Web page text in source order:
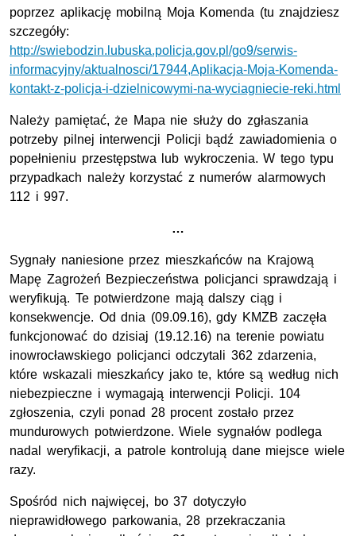
poprzez aplikację mobilną Moja Komenda (tu znajdziesz
szczegóły:
http://swiebodzin.lubuska.policja.gov.pl/go9/serwis-
informacyjny/aktualnosci/17944,Aplikacja-Moja-Komenda-
kontakt-z-policja-i-dzielnicowymi-na-wyciagniecie-reki.html
Należy pamiętać, że Mapa nie służy do zgłaszania
potrzeby pilnej interwencji Policji bądź zawiadomienia o
popełnieniu przestępstwa lub wykroczenia. W tego typu
przypadkach należy korzystać z numerów alarmowych
112 i 997.
…
Sygnały naniesione przez mieszkańców na Krajową
Mapę Zagrożeń Bezpieczeństwa policjanci sprawdzają i
weryfikują. Te potwierdzone mają dalszy ciąg i
konsekwencje. Od dnia (09.09.16), gdy KMZB zaczęła
funkcjonować do dzisiaj (19.12.16) na terenie powiatu
inowrocławskiego policjanci odczytali 362 zdarzenia,
które wskazali mieszkańcy jako te, które są według nich
niebezpieczne i wymagają interwencji Policji. 104
zgłoszenia, czyli ponad 28 procent zostało przez
mundurowych potwierdzone. Wiele sygnałów podlega
nadal weryfikacji, a patrole kontrolują dane miejsce wiele
razy.
Spośród nich najwięcej, bo 37 dotyczyło
nieprawidłowego parkowania, 28 przekraczania